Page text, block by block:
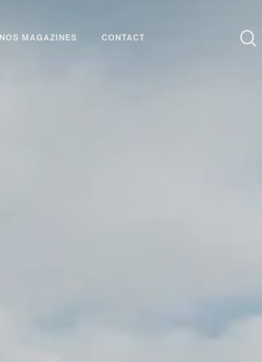
NOS MAGAZINES CONTACT